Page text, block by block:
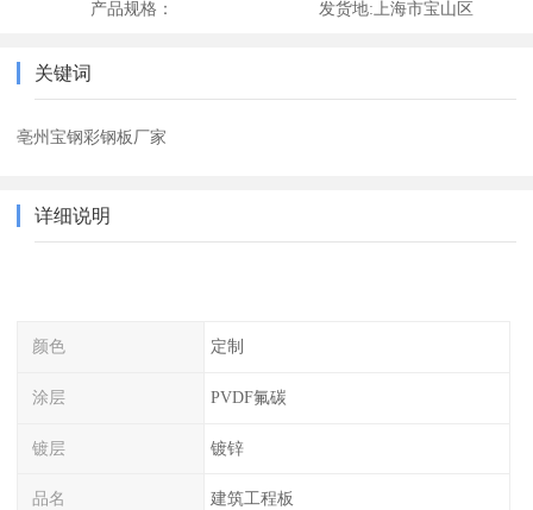
产品规格： 发货地: 上海市宝山区
关键词
亳州宝钢彩钢板厂家
详细说明
颜色 定制
涂层 PVDF氟碳
镀层 镀锌
品名 建筑工程板